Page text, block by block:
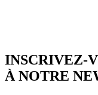
INSCRIVEZ-
À NOTRE